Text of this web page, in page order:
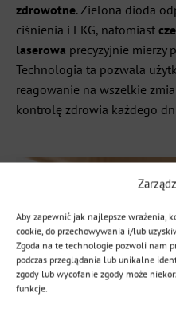
Aby zapewnić jak najlepsze wrażenia,
cookie, do przechowywania i/lub
Zgoda na te technologie pozwoli nam
podczas przeglądania lub unikalne
zgody lub wycofanie zgody może
funkcje.
zdrowotne. Zielona dioda
ciśnienia i EKG, natomiast
laserowa precyzyjnie mierzy
Technologia ta pozwala
reagowanie na wszelkie
kontrolę zdrowia każdego